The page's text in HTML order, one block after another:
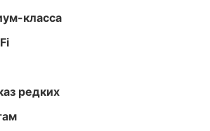
класса
редких